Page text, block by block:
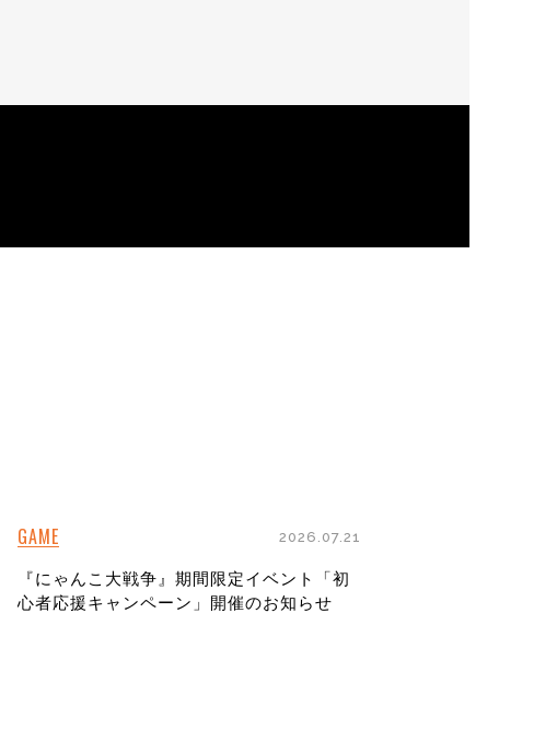
GAME 2026.07.21
『にゃんこ大戦争』期間限定イベント「初
心者応援キャンペーン」開催のお知らせ